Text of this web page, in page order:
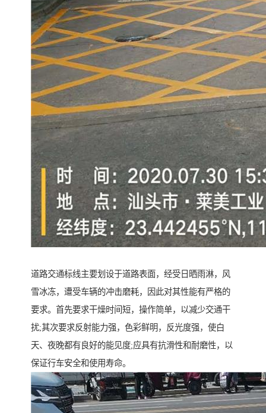
道路交通标线主要划设于道路表面，经受日晒雨淋，风
雪冰冻，遭受车辆的冲击磨耗，因此对其性能有严格的
要求。首先要求干燥时间短，操作简单，以减少交通干
扰;其次要求反射能力强，色彩鲜明，反光度强，使白
天、夜晚都有良好的能见度;应具有抗滑性和耐磨性，以
保证行车安全和使用寿命。